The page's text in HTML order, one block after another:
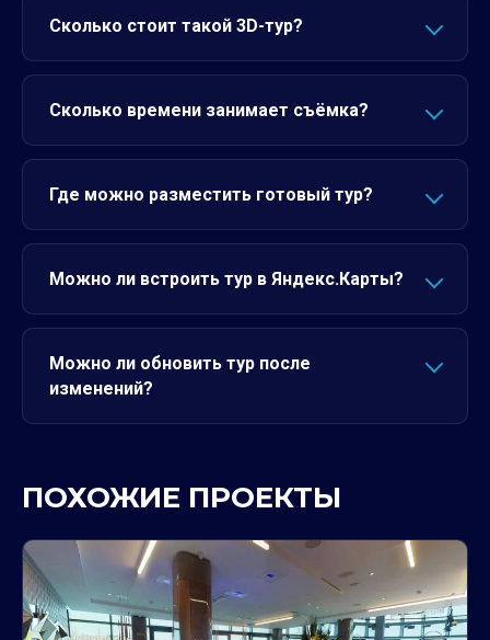
Сколько стоит такой 3D-тур?
Сколько времени занимает съёмка?
Где можно разместить готовый тур?
Можно ли встроить тур в Яндекс.Карты?
Можно ли обновить тур после
изменений?
ПОХОЖИЕ ПРОЕКТЫ